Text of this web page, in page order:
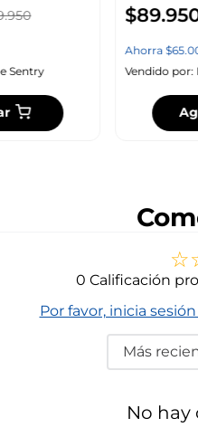
.950
Sentry
$89.
Ahorra$65.
Vendido por:
☆
0 Calificación
Por favor, inicia
Más
No hay